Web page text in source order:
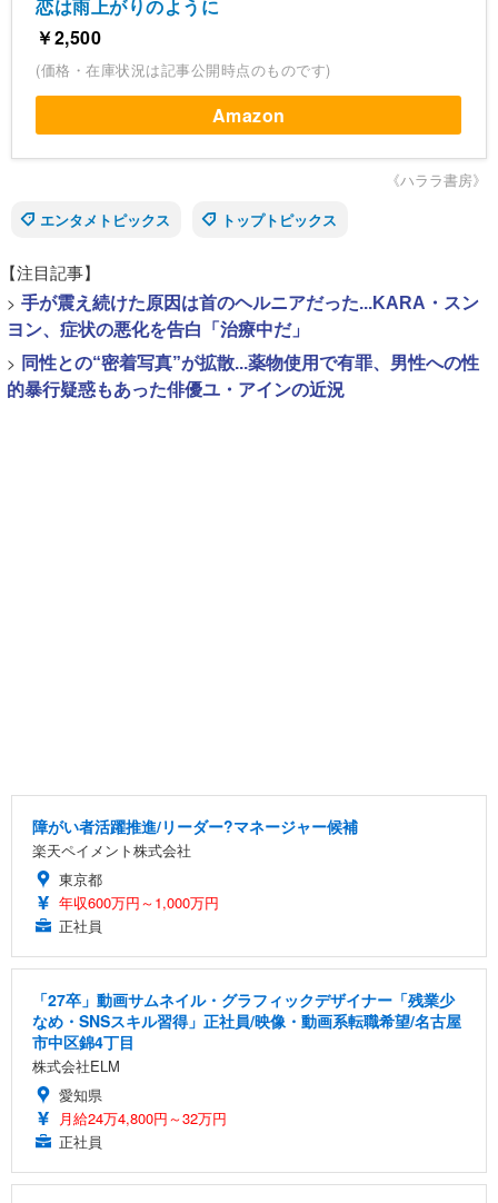
恋は雨上がりのように
￥2,500
(価格・在庫状況は記事公開時点のものです)
Amazon
《ハララ書房》
エンタメトピックス
トップトピックス
【注目記事】
> 手が震え続けた原因は首のヘルニアだった...KARA・スン
ヨン、症状の悪化を告白「治療中だ」
> 同性との“密着写真”が拡散...薬物使用で有罪、男性への性
的暴行疑惑もあった俳優ユ・アインの近況
障がい者活躍推進/リーダー?マネージャー候補
楽天ペイメント株式会社
東京都
年収600万円～1,000万円
正社員
「27卒」動画サムネイル・グラフィックデザイナー「残業少
なめ・SNSスキル習得」正社員/映像・動画系転職希望/名古屋
市中区錦4丁目
株式会社ELM
愛知県
月給24万4,800円～32万円
正社員